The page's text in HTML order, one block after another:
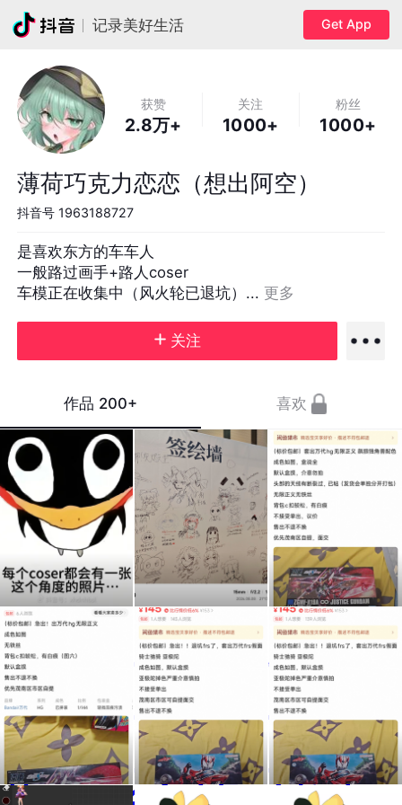
记录美好生活 Get App
获赞
2.8万+
关注
1000+
粉丝
1000+
薄荷巧克力恋恋（想出阿空）
抖音号 1963188727
是喜欢东方的车车人
一般路过画手+路人coser
车模正在收集中（风火轮已退坑）... 更多
关注
作品 200+ 喜欢
依旧
蚊子
视角
生日
玩的
最开
急出
😭
😭，